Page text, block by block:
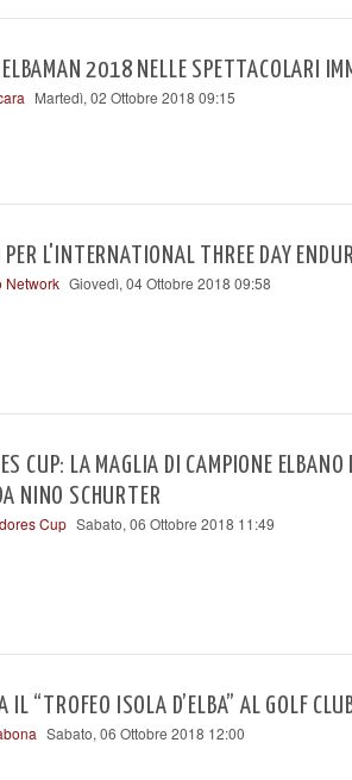
ELBAMAN 2018 NELLE SPETTACOLARI
Martedì, 02 Ottobre 2018 09:15
L'INTERNATIONAL THREE DAY
Network Giovedì, 04 Ottobre 2018 09:58
CUP: LA MAGLIA DI CAMPIONE
NINO SCHURTER
Cup Sabato, 06 Ottobre 2018 11:49
IL “TROFEO ISOLA D’ELBA” AL GOLF
Sabato, 06 Ottobre 2018 12:00